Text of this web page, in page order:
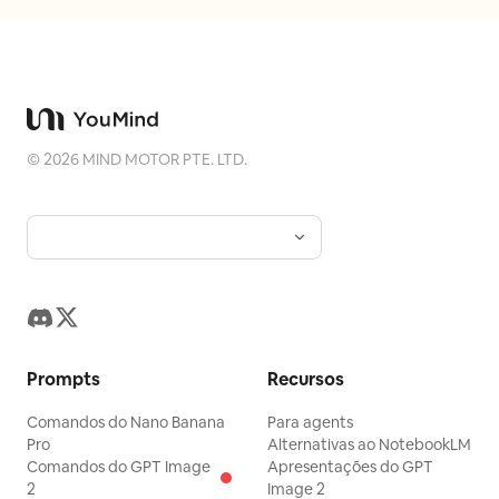
©2026 MIND MOTOR PTE. LTD.
Prompts
Comandos do Nano Banana
Pro
Comandos do GPT Image
2
Recursos
Para agents
Alternativas ao NotebookLM
Apresentações do GPT
Image 2